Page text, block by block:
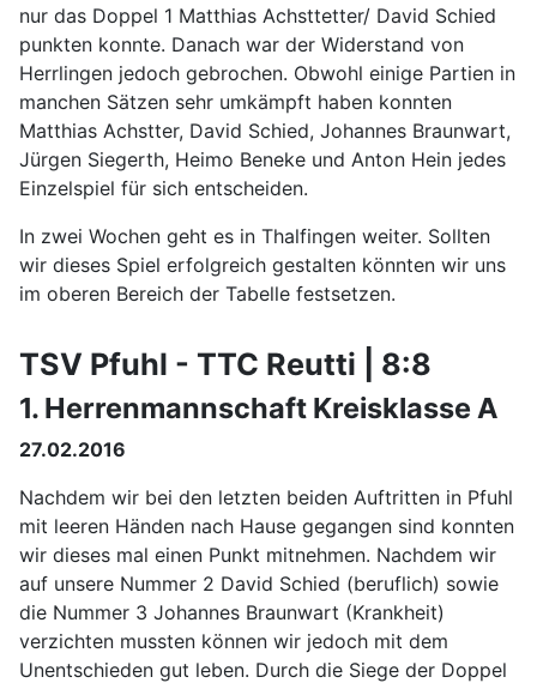
nur das Doppel 1 Matthias Achsttetter/ David Schied
punkten konnte. Danach war der Widerstand von
Herrlingen jedoch gebrochen. Obwohl einige Partien in
manchen Sätzen sehr umkämpft haben konnten
Matthias Achstter, David Schied, Johannes Braunwart,
Jürgen Siegerth, Heimo Beneke und Anton Hein jedes
Einzelspiel für sich entscheiden.
In zwei Wochen geht es in Thalfingen weiter. Sollten
wir dieses Spiel erfolgreich gestalten könnten wir uns
im oberen Bereich der Tabelle festsetzen.
TSV Pfuhl - TTC Reutti | 8:8
1. Herrenmannschaft Kreisklasse A
27.02.2016
Nachdem wir bei den letzten beiden Auftritten in Pfuhl
mit leeren Händen nach Hause gegangen sind konnten
wir dieses mal einen Punkt mitnehmen. Nachdem wir
auf unsere Nummer 2 David Schied (beruflich) sowie
die Nummer 3 Johannes Braunwart (Krankheit)
verzichten mussten können wir jedoch mit dem
Unentschieden gut leben. Durch die Siege der Doppel